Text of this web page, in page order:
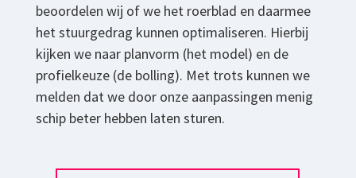
beoordelen wij of we het roerblad en daarmee
het stuurgedrag kunnen optimaliseren. Hierbij
kijken we naar planvorm (het model) en de
profielkeuze (de bolling). Met trots kunnen we
melden dat we door onze aanpassingen menig
schip beter hebben laten sturen.